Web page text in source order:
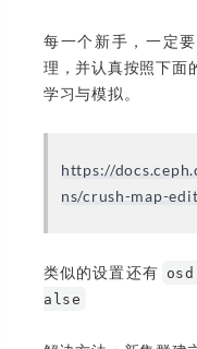
每一个新手，一定
理，并认真按照下面
学习与模拟。
https://
ns/crush-map-
类似的设置还有
alse